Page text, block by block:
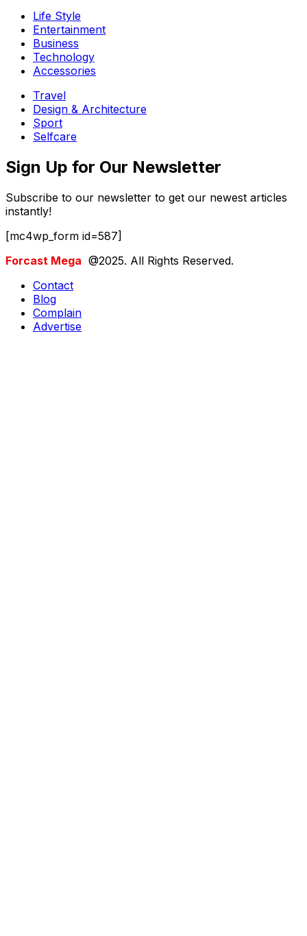
Life Style
Entertainment
Business
Technology
Accessories
Travel
Design & Architecture
Sport
Selfcare
Sign Up for Our Newsletter
Subscribe to our newsletter to get our newest articles
instantly!
[mc4wp_form id=587]
Forcast Mega @2025. All Rights Reserved.
Contact
Blog
Complain
Advertise